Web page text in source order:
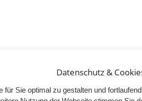
Datenschutz &
für Sie optimal zu gestalten und